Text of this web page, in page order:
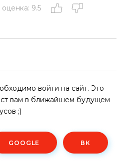
9.5
войти на сайт. Это
вам в ближайшем будущем
;)
GOOGLE ВК